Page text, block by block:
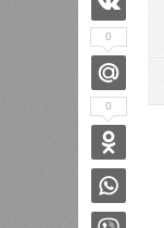
0
0